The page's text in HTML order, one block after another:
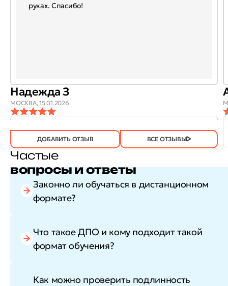
руках. Спасибо!
Надежда З
МОСКВА,15.01.2026
ПОЛЕЗЕН?
ДА(746) НЕТ(21)
ДОБАВИТЬ ОТЗЫВ ВСЕ ОТЗЫВЫ
Частые
вопросы и ответы
Законно ли обучаться в дистанционном
формате?
Что такое ДПО и кому подходит такой
формат обучения?
Как можно проверить подлинность